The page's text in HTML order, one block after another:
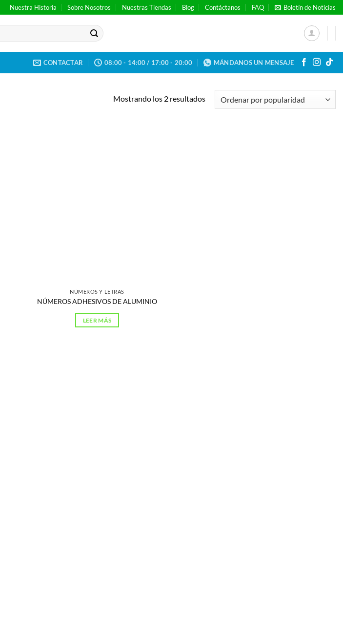
Nuestra Historia Sobre Nosotros Nuestras Tiendas Blog Contáctanos FAQ Boletín de Noticias
CONTACTAR 08:00 - 14:00 / 17:00 - 20:00 MÁNDANOS UN MENSAJE
Mostrando los 2 resultadosOrdenado
por
NÚMEROS Y LETRAS
NÚMEROS ADHESIVOS DE ALUMINIO
LEER MÁS